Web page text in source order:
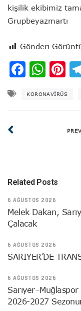
kişilik ekibimiz
Grupbeyazmartı
Gönderi
KORONAVIRÜS
Related Posts
6 AĞUSTOS 2026
Melek Dakan,
Çalacak
6 AĞUSTOS 2026
SARIYER’DE
6 AĞUSTOS 2026
Sarıyer–Muğlaspor
2026-2027